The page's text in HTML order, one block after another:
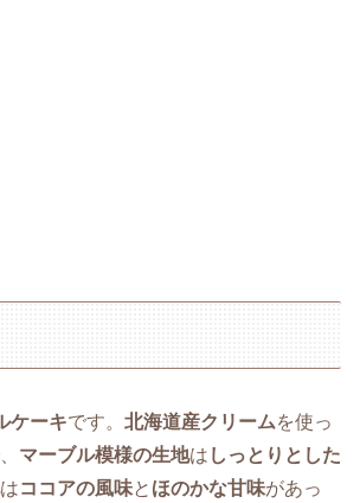
ケーキです。 北海道産クリームを使っ
マーブル模様の生地は しっとりとした
はココアの風味と ほのかな甘味があっ